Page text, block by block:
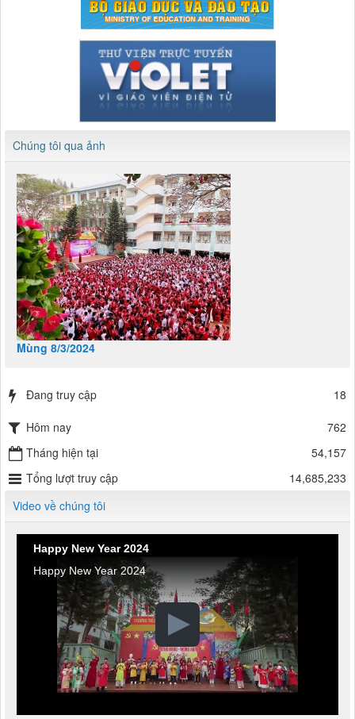
Chúng tôi qua ảnh
Mùng 8/3/2024
Đang truy cập 18
Hôm nay
762
Tháng hiện tại
54,157
Tổng lượt truy cập
14,685,233
Video về chúng tôi
Happy New Year 2024
Happy New Year 2024